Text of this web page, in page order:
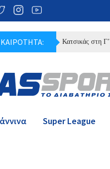
Θύελλας Κατσικάς στη Γ’ Εθνική
Super League